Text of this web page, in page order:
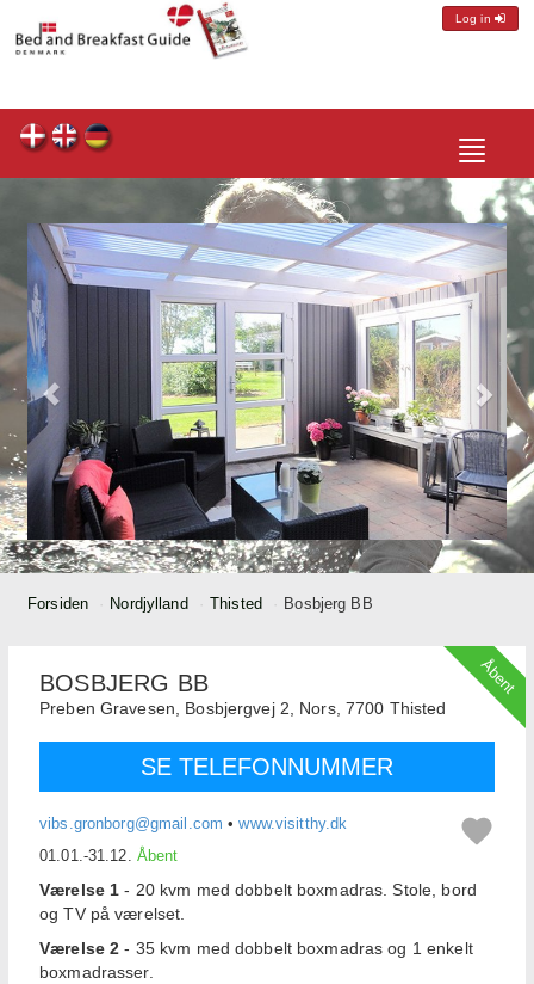
Log in
Toggle
Forsiden Nordjylland Thisted Bosbjerg BB
Åbent
BOSBJERG BB
Preben Gravesen, Bosbjergvej 2, Nors, 7700 Thisted
SE TELEFONNUMMER
vibs.gronborg@gmail.com •www.visitthy.dk
01.01.-31.12. Åbent
Værelse 1 - 20 kvm med dobbelt boxmadras. Stole, bord
og TV på værelset.
Værelse 2 - 35 kvm med dobbelt boxmadras og 1 enkelt
boxmadrasser.